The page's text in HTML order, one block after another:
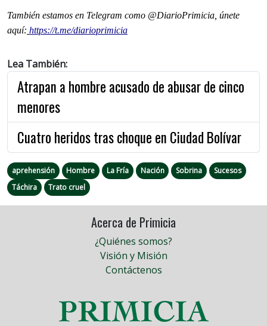
También estamos en Telegram como @DiarioPrimicia, únete
aquí: https://t.me/diarioprimicia
Lea También:
Atrapan a hombre acusado de abusar de cinco
menores
Cuatro heridos tras choque en Ciudad Bolívar
aprehensión Hombre La Fría Nación Sobrina
Sucesos
Táchira
Trato cruel
Acerca de Primicia
¿Quiénes somos?
Visión y Misión
Contáctenos